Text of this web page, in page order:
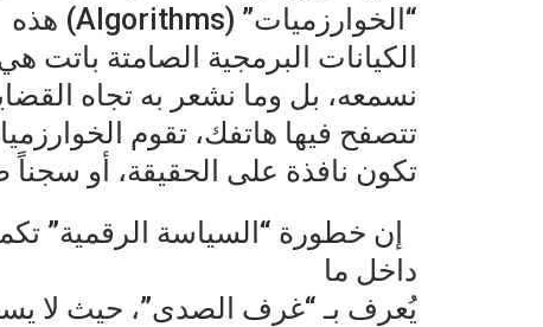
“الخوارزميات” (Algorithms) هذه
الكيانات البرمجية الصامتة باتت
نسمعه، بل وما نشعر به تجاه
تتصفح فيها هاتفك، تقوم
تكون نافذة على الحقيقة، أو سجناً
إن خطورة “السياسة الرقمية”
داخل ما
يُعرف بـ “غرف الصدى”، حيث لا